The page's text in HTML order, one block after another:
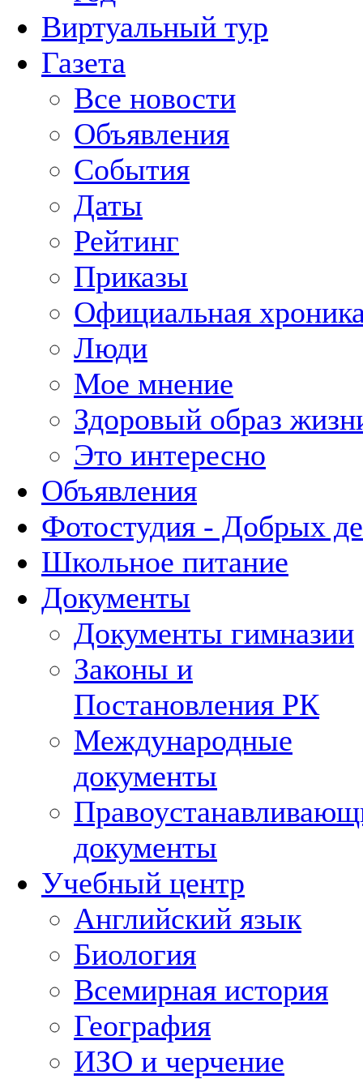
Виртуальный тур
Газета
Все новости
Объявления
События
Даты
Рейтинг
Приказы
Официальная
Люди
Мое мнение
Здоровый образ
Это интересно
Объявления
Фотостудия - Добрых
Школьное питание
Документы
Документы гимназии
Законы и
Постановления РК
Международные
документы
документы
Учебный центр
Английский язык
Биология
Всемирная история
География
ИЗО и черчение